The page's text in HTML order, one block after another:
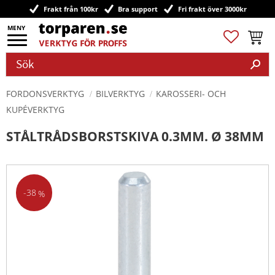
Meny
Frakt från 100kr Bra support Fri frakt över 3000kr
Favoriter
FORDONSVERKTYG BILVERKTYG
KAROSSERI- OCH
KUPÉVERKTYG
STÅLTRÅDSBORSTSKIVA 0.3MM. Ø 38MM
38 %